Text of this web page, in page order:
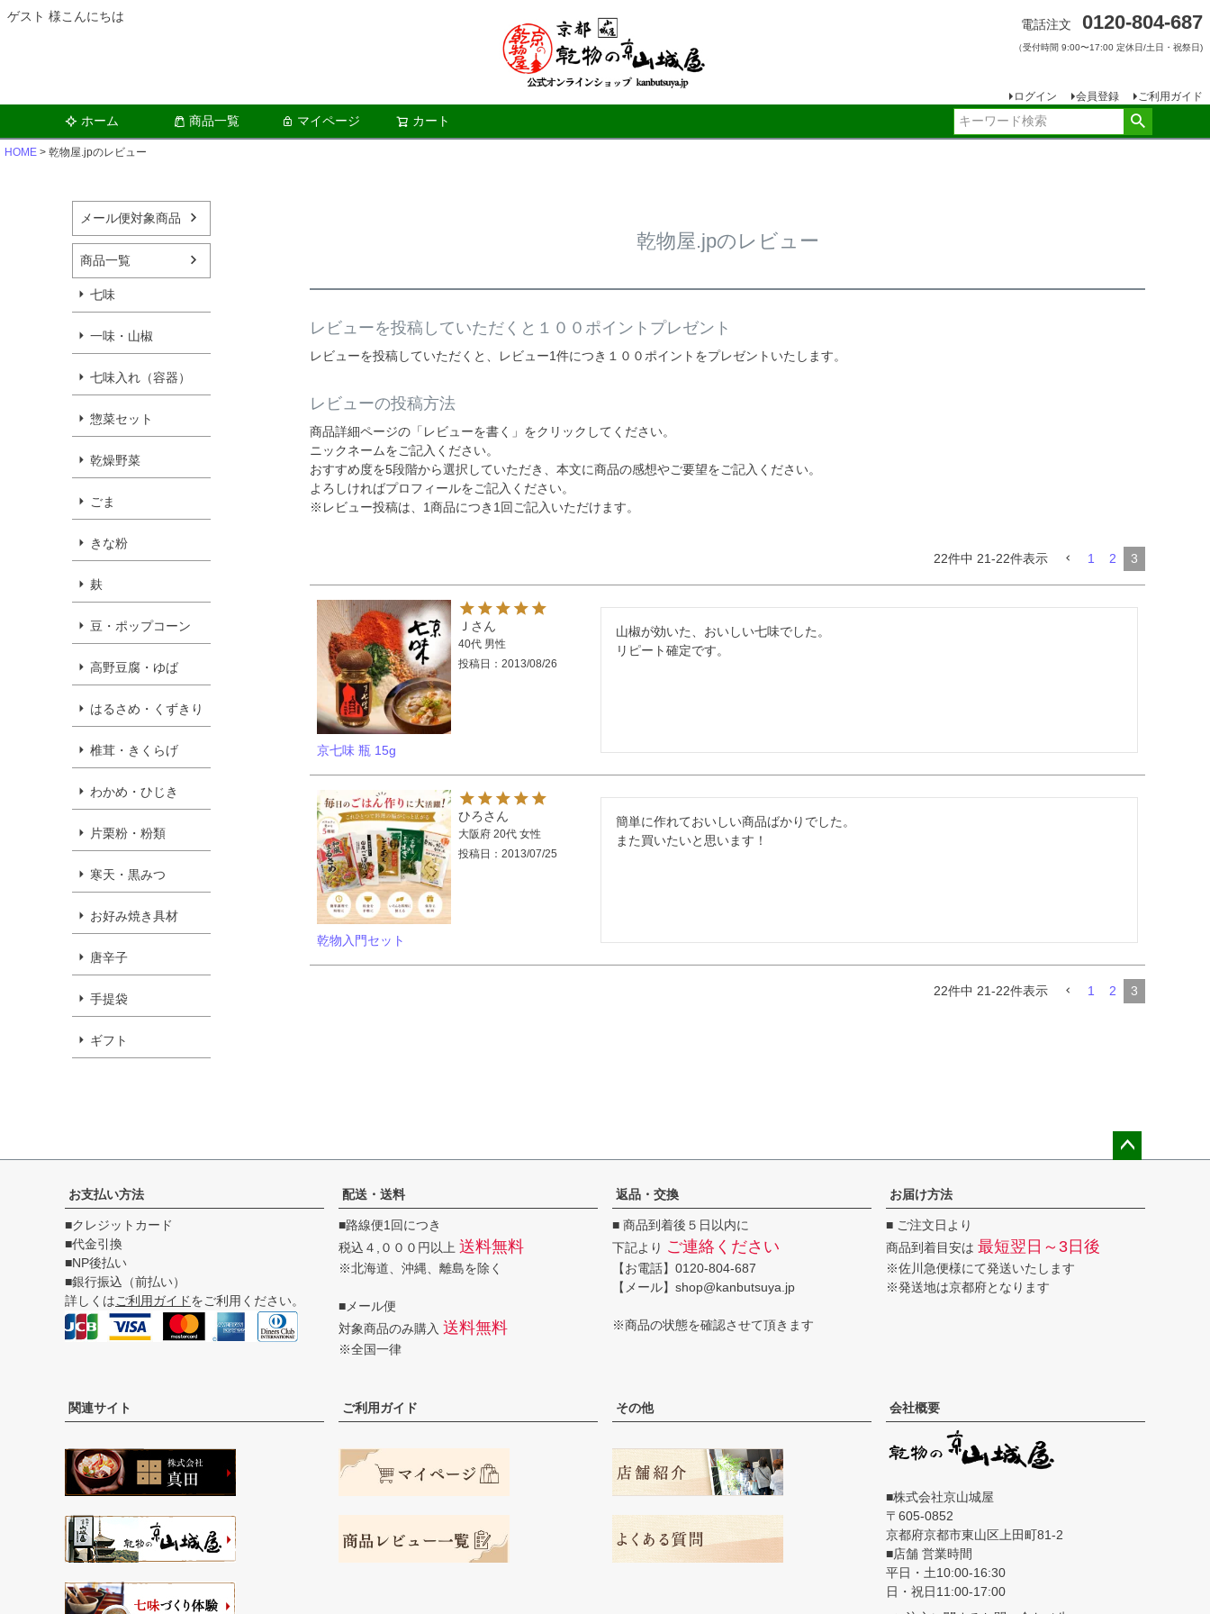
電話注文 0120-804-687
（受付時間 9:00〜17:00 定休日/土日・祝祭日)
ログイン 会員登録 ご利用ガイド
ゲスト 様こんにちは
ホーム 商品一覧 マイページ カート
HOME 乾物屋.jpのレビュー
メール便対象商品
商品一覧
七味
一味・山椒
七味入れ（容器）
惣菜セット
乾燥野菜
ごま
きな粉
麸
豆・ポップコーン
高野豆腐・ゆば
はるさめ・くずきり
椎茸・きくらげ
わかめ・ひじき
片栗粉・粉類
寒天・黒みつ
お好み焼き具材
唐辛子
手提袋
ギフト
乾物屋.jpのレビュー
レビューを投稿していただくと１００ポイントプレゼント
レビューを投稿していただくと、レビュー1件につき１００ポイントをプレゼントいたします。
レビューの投稿方法
商品詳細ページの「レビューを書く」をクリックしてください。
ニックネームをご記入ください。
おすすめ度を5段階から選択していただき、本文に商品の感想やご要望をご記入ください。
よろしければプロフィールをご記入ください。
※レビュー投稿は、1商品につき1回ご記入いただけます。
22件中 21-22件表示 1 2 3
京七味 瓶 15g
Ｊ
40代 男性
投稿日
2013/08/26
山椒が効いた、おいしい七味でした。
リピート確定です。
乾物入門セット
ひろ
大阪府 20代 女性
投稿日
2013/07/25
簡単に作れておいしい商品ばかりでした。
また買いたいと思います！
22件中 21-22件表示 1 2 3
ップ
お支払い方法
■クレジットカード
■代金引換
■NP後払い
■銀行振込（前払い）
詳しくはご利用ガイドをご利用ください。
配送・送料
■路線便1回につき
税込４,０００円以上 送料無料
※北海道、沖縄、離島を除く
■メール便
対象商品のみ購入 送料無料
※全国一律
返品・交換
■ 商品到着後５日以内に
下記より ご連絡ください
【お電話】0120-804-687
【メール】shop@kanbutsuya.jp
※商品の状態を確認させて頂きます
お届け方法
■ ご注文日より
商品到着目安は 最短翌日～3日後
※佐川急便様にて発送いたします
※発送地は京都府となります
関連サイト ご利用ガイド その他 会社概要
■株式会社京山城屋
605-0852
京都府京都市東山区上田町81-2
■店舗 営業時間
平日・土10:00-16:30
日・祝日11:00-17:00